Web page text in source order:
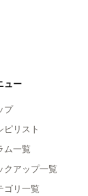
ュー
プ
ピリスト
ム一覧
クアップ一覧
ゴリ一覧